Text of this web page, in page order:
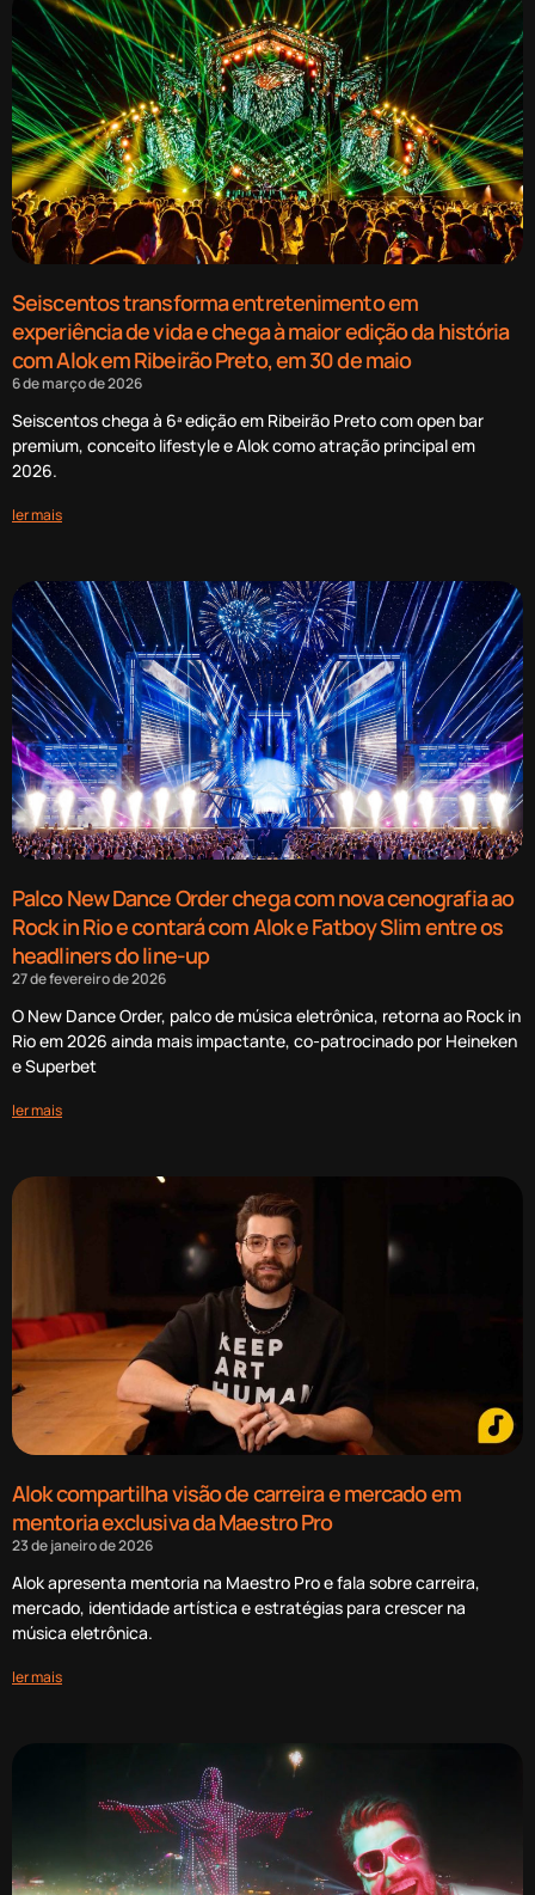
Seiscentos transforma entretenimento em
experiência de vida e chega à maior edição da história
com Alok em Ribeirão Preto, em 30 de maio
6 de março de 2026
Seiscentos chega à 6ª edição em Ribeirão Preto com open bar
premium, conceito lifestyle e Alok como atração principal em
2026.
ler mais
Palco New Dance Order chega com nova cenografia ao
Rock in Rio e contará com Alok e Fatboy Slim entre os
headliners do line-up
27 de fevereiro de 2026
O New Dance Order, palco de música eletrônica, retorna ao Rock in
Rio em 2026 ainda mais impactante, co-patrocinado por Heineken
e Superbet
ler mais
Alok compartilha visão de carreira e mercado em
mentoria exclusiva da Maestro Pro
23 de janeiro de 2026
Alok apresenta mentoria na Maestro Pro e fala sobre carreira,
mercado, identidade artística e estratégias para crescer na
música eletrônica.
ler mais